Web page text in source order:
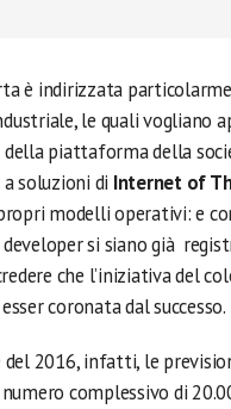
è indirizzata
le quali vogliano
piattaforma della
soluzioni di Internet of
modelli operativi: e
developer si siano già
credere che l’iniziativa del
coronata dal successo.
2016, infatti, le
complessivo di